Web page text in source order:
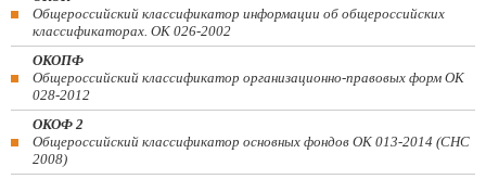
Общероссийский классификатор информации об общероссийских
классификаторах. ОК 026-2002
ОКОПФ
Общероссийский классификатор организационно-правовых форм ОК
028-2012
ОКОФ 2
Общероссийский классификатор основных фондов ОК 013-2014 (СНС
2008)